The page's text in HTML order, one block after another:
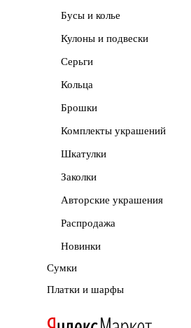
Бусы и колье
Кулоны и подвески
Серьги
Кольца
Брошки
Комплекты украшений
Шкатулки
Заколки
Авторские украшения
Распродажа
Новинки
Сумки
Платки и шарфы